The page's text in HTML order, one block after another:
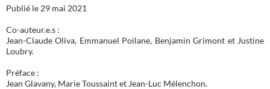
Publié le 29 mai 2021
Co-auteur.e.s :
Jean-Claude Oliva, Emmanuel Poilane, Benjamin Grimont et Justine
Loubry.
Préface :
Jean Glavany, Marie Toussaint et Jean-Luc Mélenchon.